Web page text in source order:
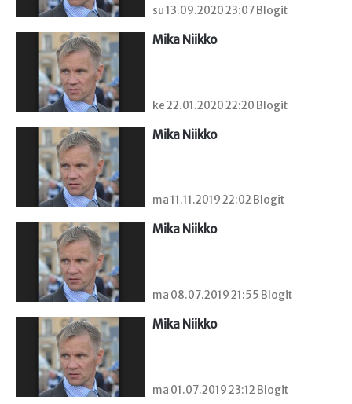
su 13.09.2020 23:07 Blogit
Mika Niikko
ke 22.01.2020 22:20 Blogit
Mika Niikko
ma 11.11.2019 22:02 Blogit
Mika Niikko
ma 08.07.2019 21:55 Blogit
Mika Niikko
ma 01.07.2019 23:12 Blogit